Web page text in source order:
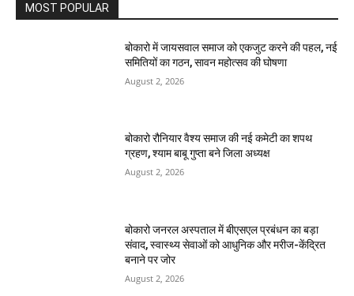
MOST POPULAR
बोकारो में जायसवाल समाज को एकजुट करने की पहल, नई
समितियों का गठन, सावन महोत्सव की घोषणा
August 2, 2026
बोकारो रौनियार वैश्य समाज की नई कमेटी का शपथ
ग्रहण, श्याम बाबू गुप्ता बने जिला अध्यक्ष
August 2, 2026
बोकारो जनरल अस्पताल में बीएसएल प्रबंधन का बड़ा
संवाद, स्वास्थ्य सेवाओं को आधुनिक और मरीज-केंद्रित
बनाने पर जोर
August 2, 2026